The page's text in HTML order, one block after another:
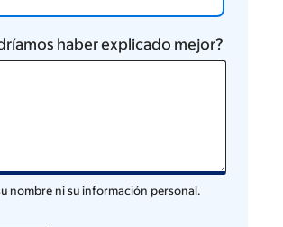
haber explicado mejor?
nombre ni su información personal.